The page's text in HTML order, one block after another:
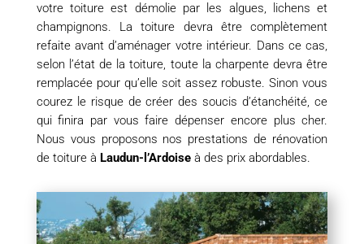
votre toiture est démolie par les algues, lichens et
champignons. La toiture devra être complètement
refaite avant d’aménager votre intérieur. Dans ce cas,
selon l’état de la toiture, toute la charpente devra être
remplacée pour qu’elle soit assez robuste. Sinon vous
courez le risque de créer des soucis d’étanchéité, ce
qui finira par vous faire dépenser encore plus cher.
Nous vous proposons nos prestations de rénovation
de toiture à Laudun-l’Ardoiseà des prix abordables.